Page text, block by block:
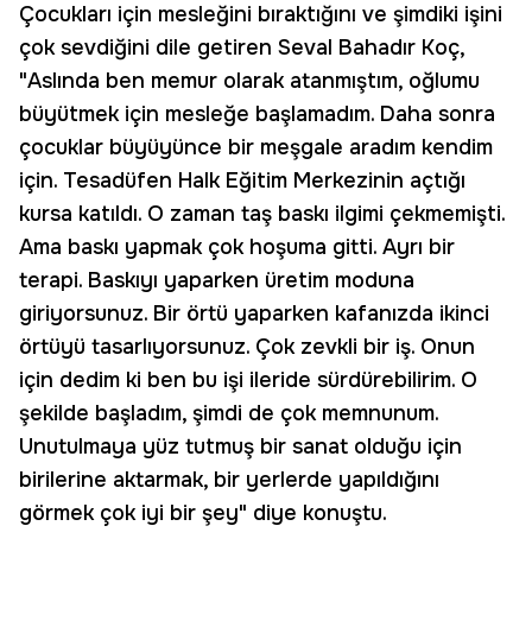
Çocukları için mesleğini bıraktığını ve şimdiki işini
çok sevdiğini dile getiren Seval Bahadır Koç,
"Aslında ben memur olarak atanmıştım, oğlumu
büyütmek için mesleğe başlamadım. Daha sonra
çocuklar büyüyünce bir meşgale aradım kendim
için. Tesadüfen Halk Eğitim Merkezinin açtığı
kursa katıldı. O zaman taş baskı ilgimi çekmemişti.
Ama baskı yapmak çok hoşuma gitti. Ayrı bir
terapi. Baskıyı yaparken üretim moduna
giriyorsunuz. Bir örtü yaparken kafanızda ikinci
örtüyü tasarlıyorsunuz. Çok zevkli bir iş. Onun
için dedim ki ben bu işi ileride sürdürebilirim. O
şekilde başladım, şimdi de çok memnunum.
Unutulmaya yüz tutmuş bir sanat olduğu için
birilerine aktarmak, bir yerlerde yapıldığını
görmek çok iyi bir şey" diye konuştu.